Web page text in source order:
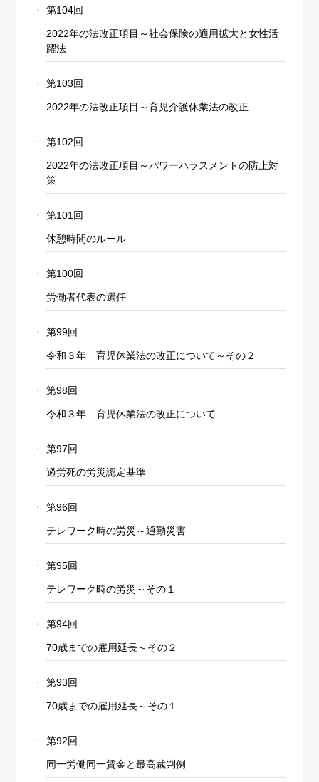
第104回
2022年の法改正項目～社会保険の適用拡大と女性活
躍法
第103回
2022年の法改正項目～育児介護休業法の改正
第102回
2022年の法改正項目～パワーハラスメントの防止対
策
第101回
休憩時間のルール
第100回
労働者代表の選任
第99回
令和３年 育児休業法の改正について～その２
第98回
令和３年 育児休業法の改正について
第97回
過労死の労災認定基準
第96回
テレワーク時の労災～通勤災害
第95回
テレワーク時の労災～その１
第94回
70歳までの雇用延長～その２
第93回
70歳までの雇用延長～その１
第92回
同一労働同一賃金と最高裁判例